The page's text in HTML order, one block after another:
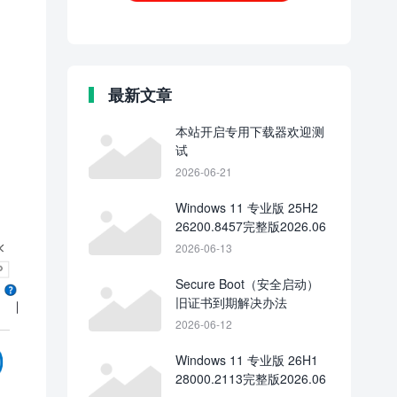
最新文章
本站开启专用下载器欢迎测
试
2026-06-21
Windows 11 专业版 25H2
26200.8457完整版2026.06
2026-06-13
Secure Boot（安全启动）
旧证书到期解决办法
2026-06-12
Windows 11 专业版 26H1
28000.2113完整版2026.06